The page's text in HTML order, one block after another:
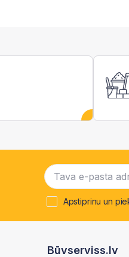
Apstiprinu un
Būvserviss.lv